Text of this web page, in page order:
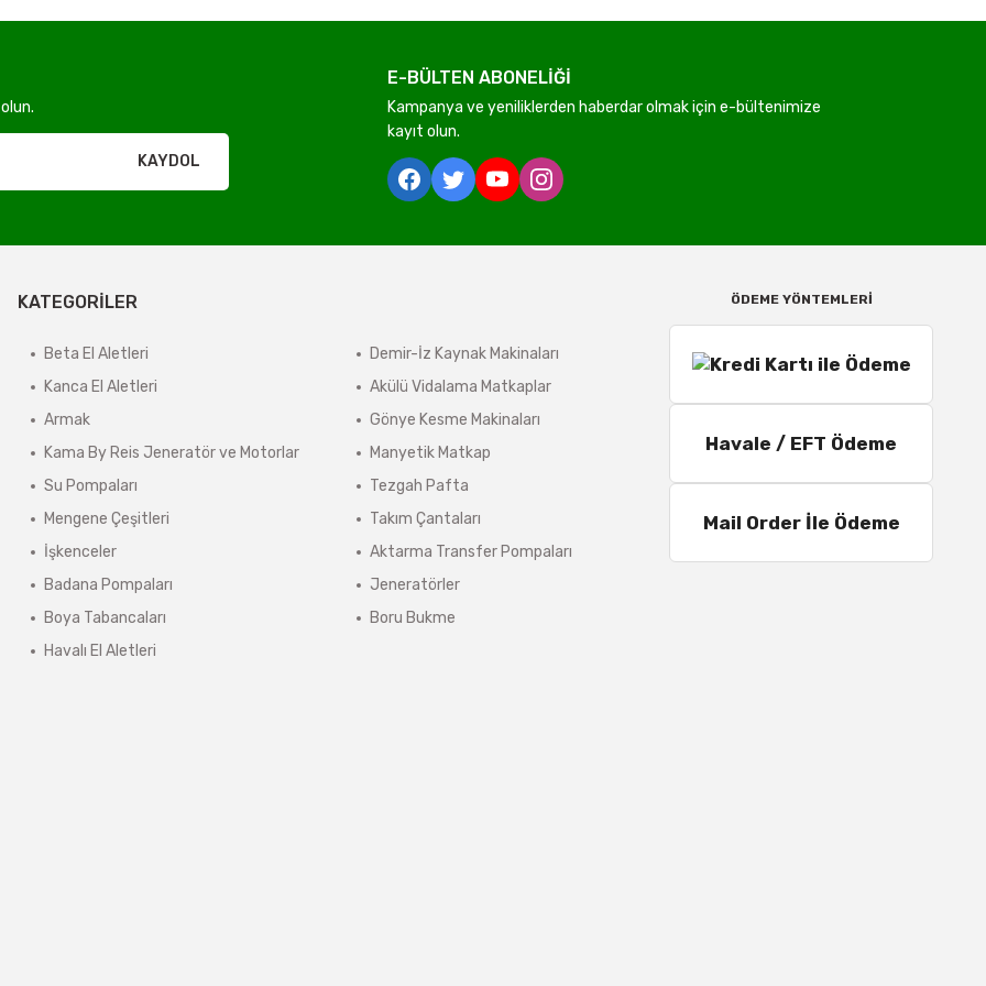
tabidir.
kargo ücreti karşı ödemeli olarak yansıtılabilir.
sistem tarafından otomatik olarak hesaplanmaktadır.
KAYDOL
E-BÜLTEN ABONELİĞİ
Kampanya ve yeniliklerden haberdar olmak için e-bültenimize
kayıt olun.
KATEGORİLER
Beta El Aletleri
Kanca El Aletleri
Armak
Kama By Reis Jeneratör ve Motorlar
Su Pompaları
Mengene Çeşitleri
İşkenceler
Badana Pompaları
Boya Tabancaları
Havalı El Aletleri
Demir-İz Kaynak Makinaları
Akülü Vidalama Matkaplar
Gönye Kesme Makinaları
Manyetik Matkap
Tezgah Pafta
Takım Çantaları
Aktarma Transfer Pompaları
Jeneratörler
Boru Bukme
ÖDEME YÖNTEMLERİ
Havale / EFT Ödeme
Mail Order İle Ödeme